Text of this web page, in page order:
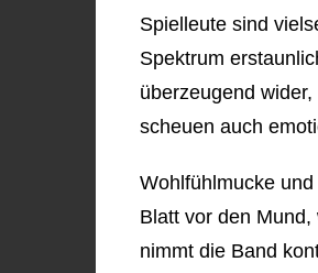
Spielleute sind
Spektrum
überzeugend
scheuen auch
Wohlfühlmucke
Blatt vor den
nimmt die Band